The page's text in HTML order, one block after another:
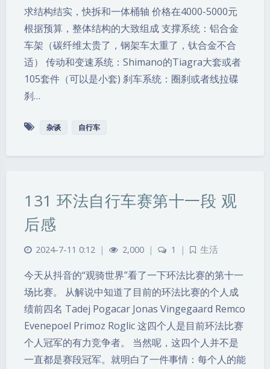
求结构结实，快拆和一体桶轴 价格在4000-5000元
根据预算，整体结构的大致组成 支撑系统：铝合金
车架（碳纤维太贵了，钢架车太重了，钛合金不合
适） 传动和变速系统：Shimano的Tiagra大套或者
105套件（可以是小套) 刹车系统：圈刹或者线拉碟
刹…
杂谈 自行车
131 环法自行车赛第十一段 观
后感
2024-7-11 0:12 | 2,000 | 1 | 生活
今天从抖音的“观骑世界”看了一下环法比赛的第十一
场比赛。 从解说中知道了目前的环法比赛的个人成
绩前四名 Tadej Pogacar Jonas Vingegaard Remco
Evenepoel Primoz Roglic 这四个人是目前环法比赛
个人冠军的有力竞争者。 当然呢，这四个人并不是
一直都是赛段冠军。就明白了一件事情：每个人的能